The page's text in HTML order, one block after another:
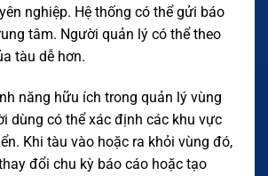
nghiệp. Hệ thống có thể gửi báo
tâm. Người quản lý có thể theo
tàu dễ hơn.
năng hữu ích trong quản lý vùng
dùng có thể xác định các khu vực
Khi tàu vào hoặc ra khỏi vùng đó,
đổi chu kỳ báo cáo hoặc tạo